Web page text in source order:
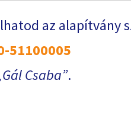
az alapítvány
51100005
Gál Csaba .